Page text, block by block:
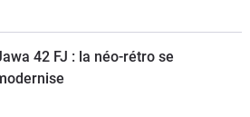
42 FJ : la néo-rétro se